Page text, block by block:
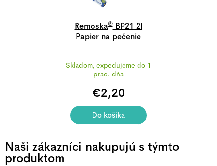
Remoska®BP21 2l
Papier na pečenie
hodnotenie
produktu
je
4,9
z
5
Skladom, expedujeme do 1
prac. dňa
€2,20
Do košíka
Naši zákazníci nakupujú s týmto
produktom